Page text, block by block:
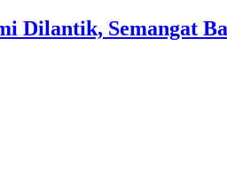
Dilantik, Semangat